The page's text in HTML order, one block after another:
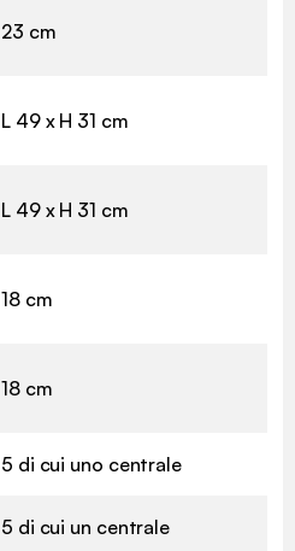
23 cm
L 49 x H 31 cm
L 49 x H 31 cm
18 cm
18 cm
5 di cui uno centrale
5 di cui un centrale